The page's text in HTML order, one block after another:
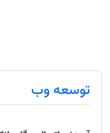
توسعه وب